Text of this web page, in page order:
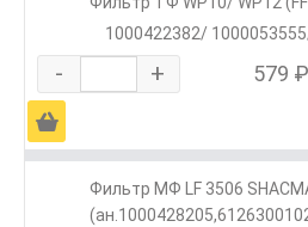
1000422382/
- + 579 ₽
Ä
Фильтр МФ LF 3506